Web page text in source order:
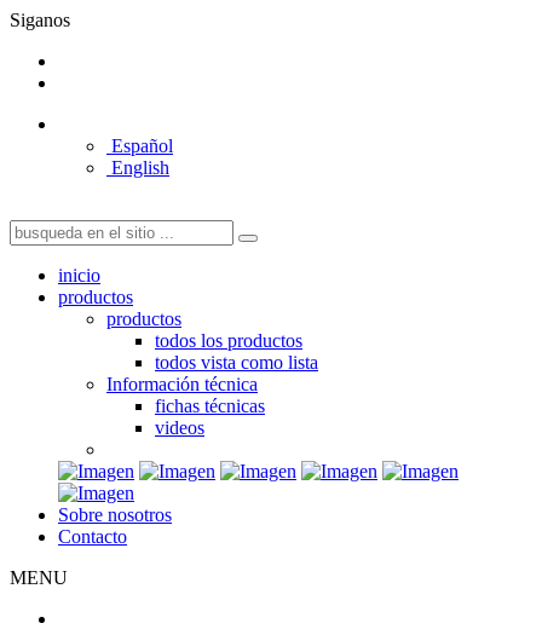
Siganos
Español
English
inicio
productos
productos
todos los productos
todos vista como lista
Información técnica
fichas técnicas
videos
Sobre nosotros
Contacto
MENU